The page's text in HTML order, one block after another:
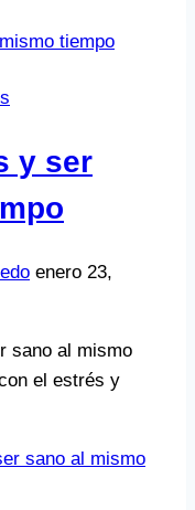
y ser
enero 23,
sano al mismo
el estrés y
sano al mismo